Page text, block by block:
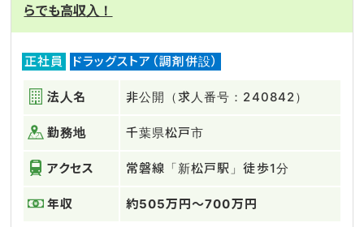
らでも高収入！
正社員 ドラッグストア（調剤併設）
法人名 非公開（求人番号：240842）
勤務地 千葉県松戸市
アクセス 常磐線「新松戸駅」徒歩1分
年収 約505万円～700万円